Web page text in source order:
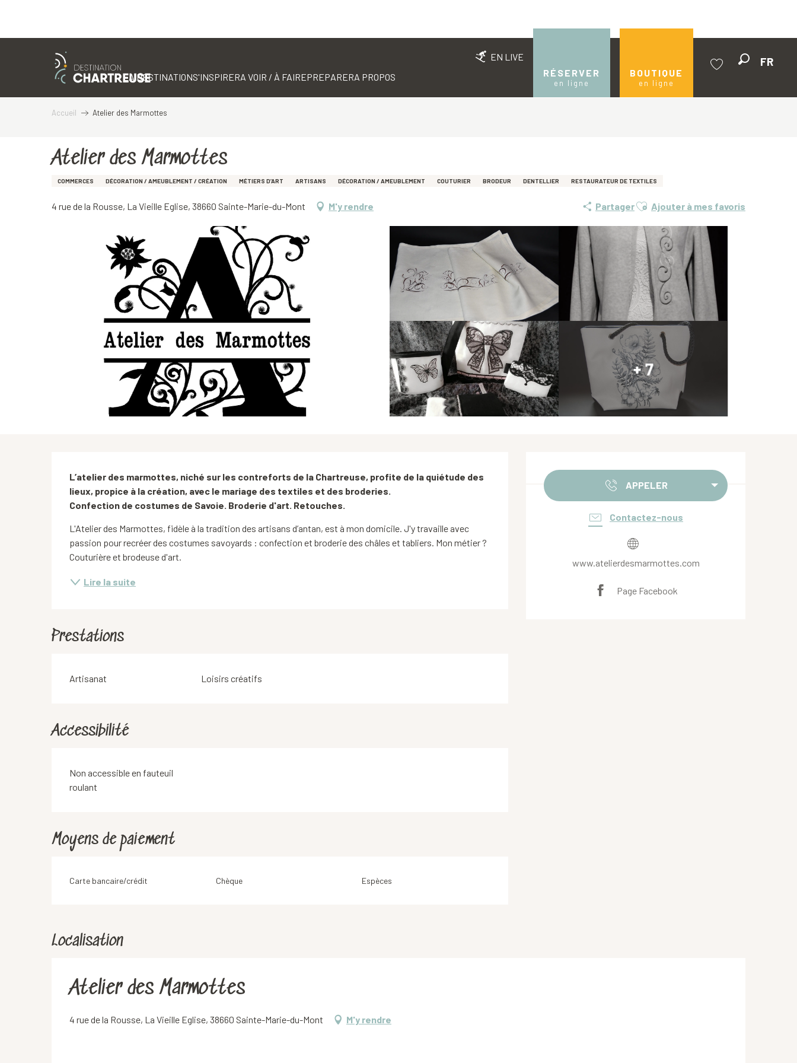
EN LIVE
RÉSERVER
en ligne
BOUTIQUE
en ligne
FR
LA DESTINATIONS'INSPIRERA VOIR / À FAIREPREPARERA PROPOS
Accueil Atelier des Marmottes
Atelier des Marmottes
COMMERCES DÉCORATION / AMEUBLEMENT / CRÉATION MÉTIERS D’ART ARTISANS DÉCORATION / AMEUBLEMENT COUTURIER BRODEUR DENTELLIER RESTAURATEUR DE TEXTILES
4 rue de la Rousse, La Vieille Eglise, 38660 Sainte-Marie-du-Mont M'y rendre PartagerAjouter aux favoris
Ajouter à mes favoris
+ 7
Ouverture et coordonnées
APPELER
Contactez-nous
www.atelierdesmarmottes.com
Page Facebook
Description
L’atelier des marmottes, niché sur les contreforts de la Chartreuse, profite de la quiétude des
lieux, propice à la création, avec le mariage des textiles et des broderies.
Confection de costumes de Savoie. Broderie d'art. Retouches.
L'Atelier des Marmottes, fidèle à la tradition des artisans d’antan, est à mon domicile. J'y travaille avec
passion pour recréer des costumes savoyards : confection et broderie des châles et tabliers. Mon métier ?
Couturière et brodeuse d'art.
Lire la suite
Prestations
Artisanat Loisirs créatifs
Accessibilité
Non accessible en fauteuil
roulant
Moyens de paiement
Carte bancaire/crédit Chèque Espèces
Localisation
Atelier des Marmottes
4 rue de la Rousse, La Vieille Eglise, 38660 Sainte-Marie-du-Mont M'y rendre